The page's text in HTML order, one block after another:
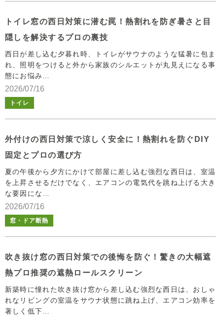
2026/07/16
トイレ
トイレ窓の西日対策に潜む罠！熱割れを防ぎ暑さと目
隠しを解決するプロの裏技
西日が差し込む夕暮れ時、トイレがサウナのような猛暑に包ま
れ、照明をつけると外から家族のシルエットが丸見えになる事
態にお悩み…
2026/07/16
窓・ドア断熱
外付けの西日対策で涼しく安全に！熱割れを防ぐDIY
固定とプロの選び方
夏の午後から夕方にかけて部屋に差し込む強烈な西日は、室温
を上昇させるだけでなく、エアコンの電気代を跳ね上げる大き
な要因にな…
吹き抜け窓の西日対策での後悔を防ぐ！驚きの大幅遮
熱プロ推奨の遮熱ロールスクリーン
新築時に憧れた吹き抜け窓から差し込む強烈な西日は、おしゃ
れなリビングの室温をサウナ状態に跳ね上げ、エアコン効率を
著しく低下…